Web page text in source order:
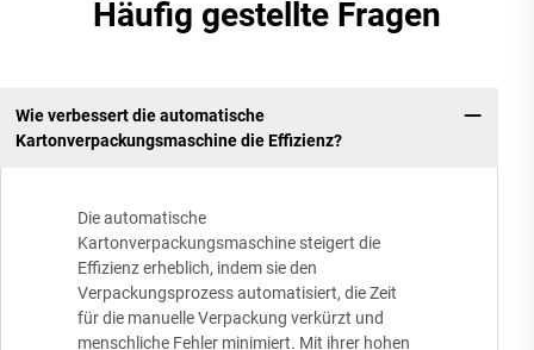
Häufig gestellte Fragen
Wie verbessert die automatische
Kartonverpackungsmaschine die Effizienz?
Die automatische
Kartonverpackungsmaschine steigert die
Effizienz erheblich, indem sie den
Verpackungsprozess automatisiert, die Zeit
für die manuelle Verpackung verkürzt und
menschliche Fehler minimiert. Mit ihrer hohen